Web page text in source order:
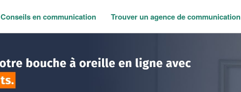
Conseils en communication Trouver un agence de communication